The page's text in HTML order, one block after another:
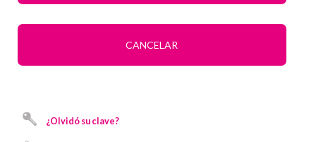
¿Olvidó su clave?